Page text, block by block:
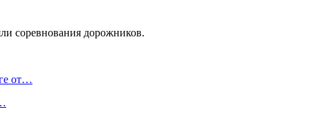
соревнования дорожников.
от…